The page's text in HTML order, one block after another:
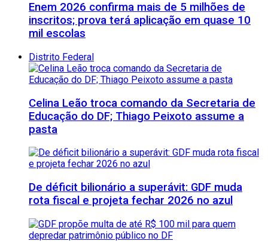
Enem 2026 confirma mais de 5 milhões de
inscritos; prova terá aplicação em quase 10
mil escolas
Distrito Federal
Celina Leão troca comando da Secretaria de
Educação do DF; Thiago Peixoto assume a
pasta
De déficit bilionário a superávit: GDF muda
rota fiscal e projeta fechar 2026 no azul